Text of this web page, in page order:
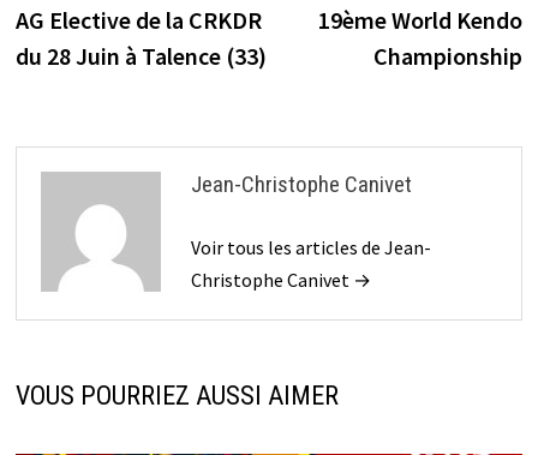
de
précédente :
AG Elective de la CRKDR
du 28 Juin à Talence (33)
19ème World Kendo
Championship
Jean-Christophe Canivet
Voir tous les articles de Jean-
Christophe Canivet →
VOUS POURRIEZ AUSSI AIMER